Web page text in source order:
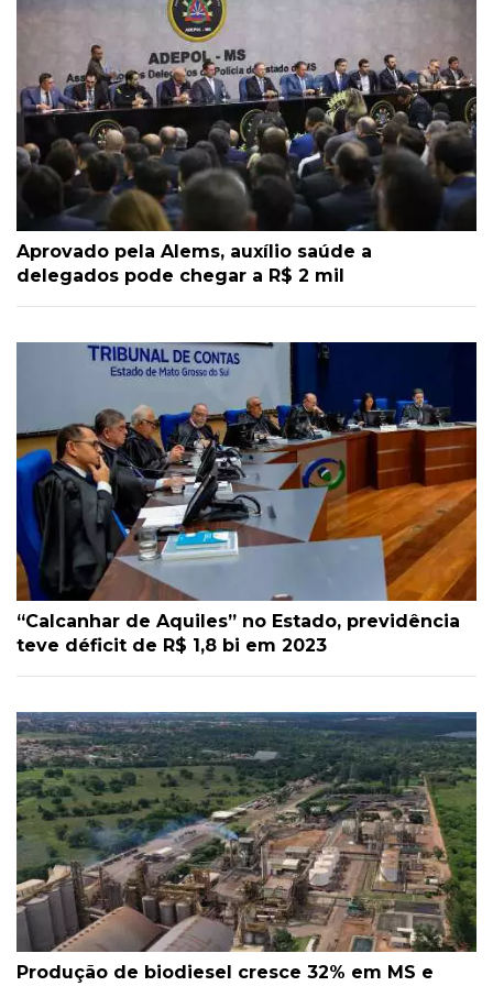
Aprovado pela Alems, auxílio saúde a
delegados pode chegar a R$ 2 mil
“Calcanhar de Aquiles” no Estado, previdência
teve déficit de R$ 1,8 bi em 2023
Produção de biodiesel cresce 32% em MS e